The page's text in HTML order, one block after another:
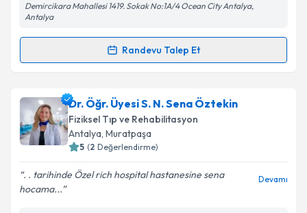
Demircikara Mahallesi 1419. Sokak No:1A/4 Ocean City Antalya,
Antalya
Randevu Talep Et
Randevu Takvimi Talebi
Fzt. Esra Şahiniçin randevu takvimi talebi oluşturun.
Size bu uzmandan randevu almanız için bir takvim
hazırlandığında e-posta ile bilgilendireceğiz.
Dr. Öğr. Üyesi S. N. Sena Öztekin
Fiziksel Tıp ve Rehabilitasyon
Antalya, Muratpaşa
5 (2 Değerlendirme)
. . tarihinde Özel rich hospital hastanesine sena
hocama...
Devamı